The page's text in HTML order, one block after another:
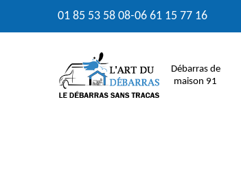
01 85 53 58 08-06 61 15 77 16
Débarras de
maison 91